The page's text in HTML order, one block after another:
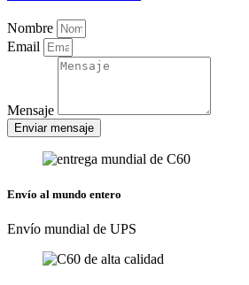
Nombre
Email
Mensaje
Enviar mensaje
Envío al mundo entero
Envío mundial de UPS